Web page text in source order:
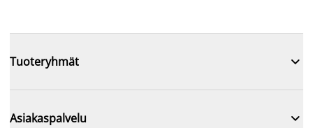
Tuoteryhmät 
Asiakaspalvelu 